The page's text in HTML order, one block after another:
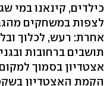
כילדים, קינאנו במי
לצפות במשחקים
אחרת: רעש, לכלוך
תושבים ברחובות
אצטדיון בסמוך
הקמת האצטדיון